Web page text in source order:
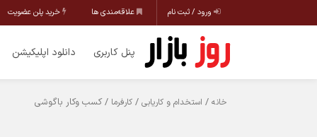
ورود / ثبت نام علاقه‌مندی ها خرید پلن عضویت
پنل کاربری دانلود اپلیکیشن
خانه / استخدام و کاریابی / کارفرما / کسب وکار باگوشی